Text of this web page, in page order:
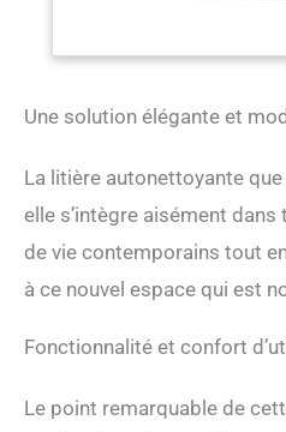
Une solution élégante et
La litière autonettoyante
elle s’intègre aisément
de vie contemporains tout
à ce nouvel espace qui est
Fonctionnalité et confort
Le point remarquable de